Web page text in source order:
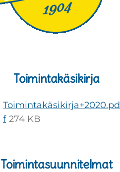
Toimintakäsikirja
Toimintakäsikirja+2020.pd
f 274 KB
Toimintasuunnitelmat